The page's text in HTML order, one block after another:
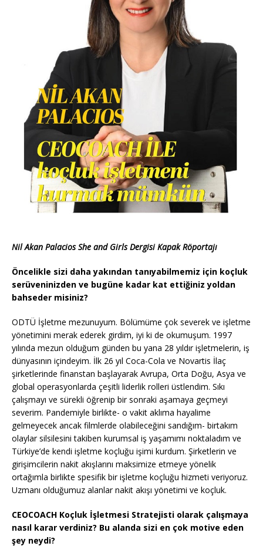
Nil Akan Palacios She and Girls Dergisi Kapak Röportajı
Öncelikle sizi daha yakından tanıyabilmemiz için koçluk
serüveninizden ve bugüne kadar kat ettiğiniz yoldan
bahseder misiniz?
ODTÜ İşletme mezunuyum. Bölümüme çok severek ve işletme
yönetimini merak ederek girdim, iyi ki de okumuşum. 1997
yılında mezun olduğum günden bu yana 28 yıldır işletmelerin, iş
dünyasının içindeyim. İlk 26 yıl Coca-Cola ve Novartis İlaç
şirketlerinde finanstan başlayarak Avrupa, Orta Doğu, Asya ve
global operasyonlarda çeşitli liderlik rolleri üstlendim. Sıkı
çalışmayı ve sürekli öğrenip bir sonraki aşamaya geçmeyi
severim. Pandemiyle birlikte- o vakit aklıma hayalime
gelmeyecek ancak filmlerde olabileceğini sandığım- birtakım
olaylar silsilesini takiben kurumsal iş yaşamımı noktaladım ve
Türkiye’de kendi işletme koçluğu işimi kurdum. Şirketlerin ve
girişimcilerin nakit akışlarını maksimize etmeye yönelik
ortağımla birlikte spesifik bir işletme koçluğu hizmeti veriyoruz.
Uzmanı olduğumuz alanlar nakit akışı yönetimi ve koçluk.
CEOCOACH Koçluk İşletmesi Stratejisti olarak çalışmaya
nasıl karar verdiniz? Bu alanda sizi en çok motive eden
şey neydi?